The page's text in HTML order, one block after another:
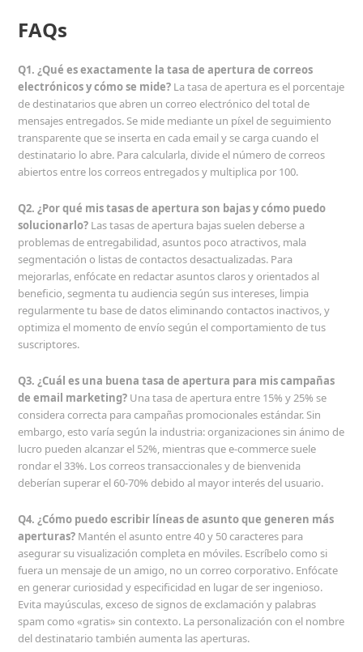
FAQs
Q1. ¿Qué es exactamente la tasa de apertura de correos
electrónicos y cómo se mide? La tasa de apertura es el porcentaje
de destinatarios que abren un correo electrónico del total de
mensajes entregados. Se mide mediante un píxel de seguimiento
transparente que se inserta en cada email y se carga cuando el
destinatario lo abre. Para calcularla, divide el número de correos
abiertos entre los correos entregados y multiplica por 100.
Q2. ¿Por qué mis tasas de apertura son bajas y cómo puedo
solucionarlo? Las tasas de apertura bajas suelen deberse a
problemas de entregabilidad, asuntos poco atractivos, mala
segmentación o listas de contactos desactualizadas. Para
mejorarlas, enfócate en redactar asuntos claros y orientados al
beneficio, segmenta tu audiencia según sus intereses, limpia
regularmente tu base de datos eliminando contactos inactivos, y
optimiza el momento de envío según el comportamiento de tus
suscriptores.
Q3. ¿Cuál es una buena tasa de apertura para mis campañas
de email marketing? Una tasa de apertura entre 15% y 25% se
considera correcta para campañas promocionales estándar. Sin
embargo, esto varía según la industria: organizaciones sin ánimo de
lucro pueden alcanzar el 52%, mientras que e-commerce suele
rondar el 33%. Los correos transaccionales y de bienvenida
deberían superar el 60-70% debido al mayor interés del usuario.
Q4. ¿Cómo puedo escribir líneas de asunto que generen más
aperturas? Mantén el asunto entre 40 y 50 caracteres para
asegurar su visualización completa en móviles. Escríbelo como si
fuera un mensaje de un amigo, no un correo corporativo. Enfócate
en generar curiosidad y especificidad en lugar de ser ingenioso.
Evita mayúsculas, exceso de signos de exclamación y palabras
spam como «gratis» sin contexto. La personalización con el nombre
del destinatario también aumenta las aperturas.